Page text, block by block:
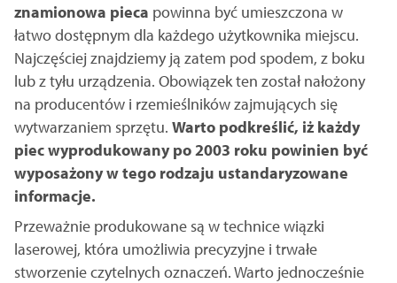
znamionowa pieca powinna być umieszczona w
łatwo dostępnym dla każdego użytkownika miejscu.
Najczęściej znajdziemy ją zatem pod spodem, z boku
lub z tyłu urządzenia. Obowiązek ten został nałożony
na producentów i rzemieślników zajmujących się
wytwarzaniem sprzętu. Warto podkreślić, iż każdy
piec wyprodukowany po 2003 roku powinien być
wyposażony w tego rodzaju ustandaryzowane
informacje.
Przeważnie produkowane są w technice wiązki
laserowej, która umożliwia precyzyjne i trwałe
stworzenie czytelnych oznaczeń. Warto jednocześnie